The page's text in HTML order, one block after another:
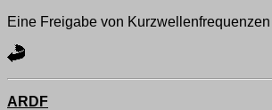
Eine Freigabe von
ARDF